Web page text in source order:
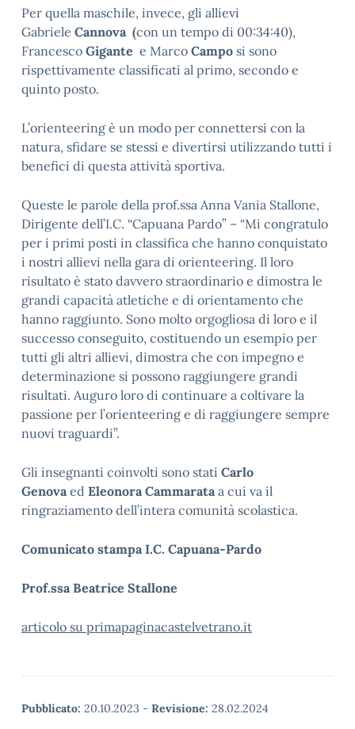
Per quella maschile, invece, gli allievi
Gabriele Cannova (con un tempo di 00:34:40),
Francesco Gigante e Marco Campo si sono
rispettivamente classificati al primo, secondo e
quinto posto.
L’orienteering è un modo per connettersi con la
natura, sfidare se stessi e divertirsi utilizzando tutti i
benefici di questa attività sportiva.
Queste le parole della prof.ssa Anna Vania Stallone,
Dirigente dell’I.C. “Capuana Pardo” – “Mi congratulo
per i primi posti in classifica che hanno conquistato
i nostri allievi nella gara di orienteering. Il loro
risultato è stato davvero straordinario e dimostra le
grandi capacità atletiche e di orientamento che
hanno raggiunto. Sono molto orgogliosa di loro e il
successo conseguito, costituendo un esempio per
tutti gli altri allievi, dimostra che con impegno e
determinazione si possono raggiungere grandi
risultati. Auguro loro di continuare a coltivare la
passione per l’orienteering e di raggiungere sempre
nuovi traguardi”.
Gli insegnanti coinvolti sono stati Carlo
Genovaed Eleonora Cammarataa cui va il
ringraziamento dell’intera comunità scolastica.
Comunicato stampa I.C. Capuana-Pardo
Prof.ssa Beatrice Stallone
articolo su primapaginacastelvetrano.it
Pubblicato: 20.10.2023 - Revisione: 28.02.2024